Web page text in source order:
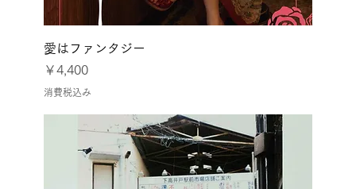
愛はファンタジー
価格
￥4,400
消費税込み